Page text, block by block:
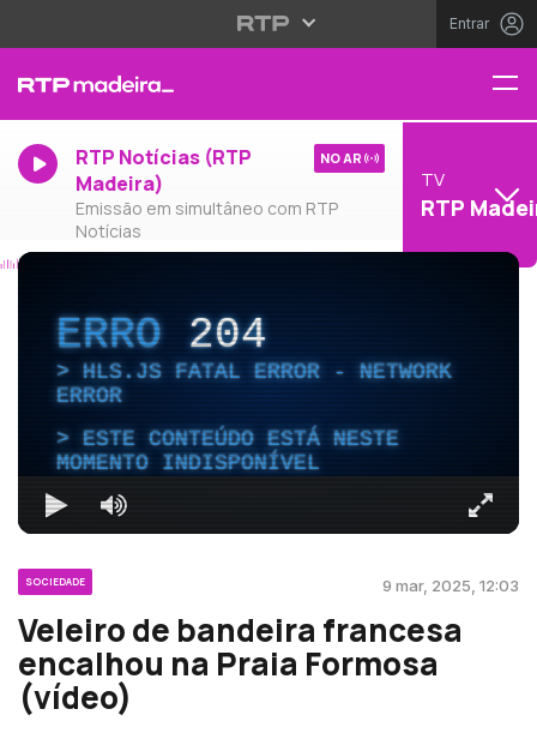
Entrar
RTP Notícias (RTP
Madeira)
Emissão em simultâneo com RTP
Notícias
NO AR
TV
RTP
ERRO204
HLS.JS FATAL ERROR - NETWORK
ERROR
ESTE CONTEÚDO ESTÁ NESTE
MOMENTO INDISPONÍVEL
SOCIEDADE 9 mar, 2025, 12:03
Veleiro de bandeira francesa
encalhou na Praia Formosa
(vídeo)